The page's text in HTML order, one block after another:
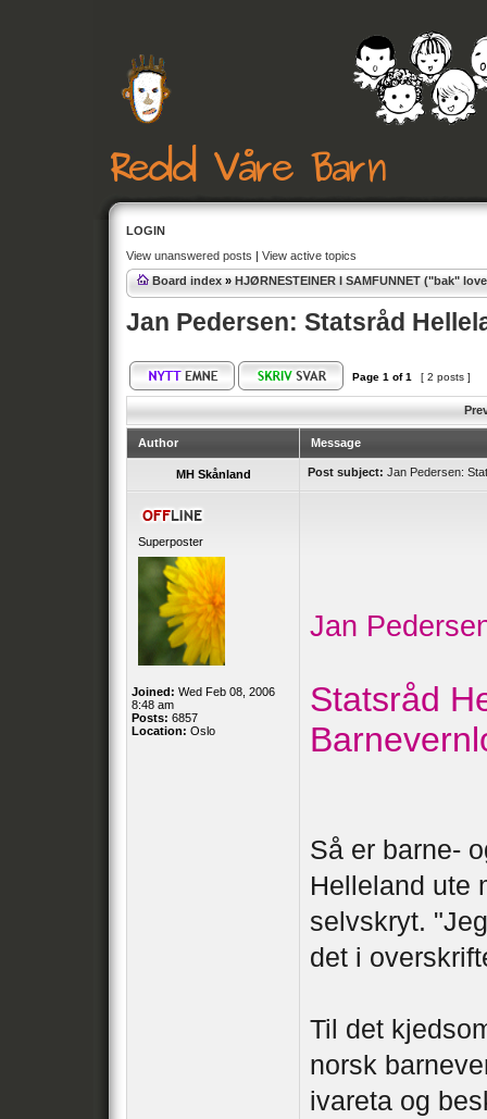
LOGIN
View unanswered posts | View active topics
Board index » HJØRNESTEINER I SAMFUNNET ("bak"
Jan Pedersen: Statsråd
Page 1 of1 [ 2 posts ]
Author Message
MH Skånland Post subject: Jan Pedersen:
Superposter
Joined: Wed Feb 08, 2006
8:48 am
Posts: 6857
Location: Oslo
Jan
Statsråd
Så er barne-
Helleland ute
selvskryt.
det i
Til det
norsk
ivareta og